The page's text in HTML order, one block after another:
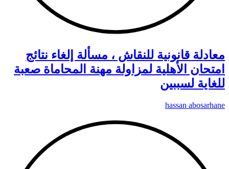
معادلة قانونية للنقاش ، مسألة إلغاء نتائج
امتحان الأهلية لمزاولة مهنة المحاماة صعبة
للغاية لسببين
hassan abosarhane